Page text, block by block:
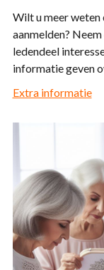
Wilt u meer weten
aanmelden?
ledendeel
informatie geven
Extra informatie